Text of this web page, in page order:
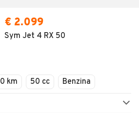
€ 2.099
Sym Jet 4 RX 50
0 km 50 cc Benzina